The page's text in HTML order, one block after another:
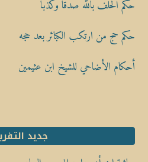
حكم الحلف بالله صدقًا وكذبًا
حكم حج من ارتكب الكبائر بعد حجه
أحكام الأضاحي للشيخ ابن عثيمين
جديد